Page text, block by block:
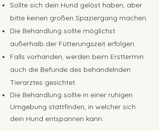
Sollte sich dein Hund gelöst haben, aber
bitte keinen großen Spaziergang machen.
Die Behandlung sollte möglichst
außerhalb der Fütterungszeit erfolgen.
Falls vorhanden, werden beim Ersttermin
auch die Befunde des behandelnden
Tierarztes gesichtet.
Die Behandlung sollte in einer ruhigen
Umgebung stattfinden, in welcher sich
dein Hund entspannen kann.